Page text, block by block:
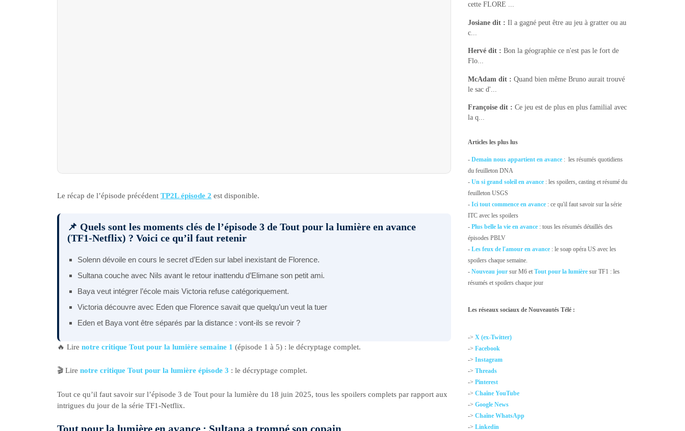
Le récap de l’épisode précédent TP2L épisode 2 est disponible.
📌 Quels sont les moments clés de l’épisode 3 de Tout pour la lumière en avance
(TF1-Netflix) ? Voici ce qu’il faut retenir
Solenn dévoile en cours le secret d’Eden sur label inexistant de Florence.
Sultana couche avec Nils avant le retour inattendu d’Elimane son petit ami.
Baya veut intégrer l’école mais Victoria refuse catégoriquement.
Victoria découvre avec Eden que Florence savait que quelqu’un veut la tuer
Eden et Baya vont être séparés par la distance : vont-ils se revoir ?
🔥 Lire notre critique Tout pour la lumière semaine 1 (épisode 1 à 5) : le décryptage complet.
🎬 Lire notre critique Tout pour la lumière épisode 3 : le décryptage complet.
Tout ce qu’il faut savoir sur l’épisode 3 de Tout pour la lumière du 18 juin 2025, tous les spoilers complets par rapport aux
intrigues du jour de la série TF1-Netflix.
cette FLORE ...
Josiane dit : Il a gagné peut être au jeu à gratter ou au
c...
Hervé dit : Bon la géographie ce n'est pas le fort de
Flo...
McAdam dit : Quand bien même Bruno aurait trouvé
le sac d'...
Françoise dit : Ce jeu est de plus en plus familial avec
la q...
Articles les plus lus
-Demain nous appartient en avance : les résumés quotidiens
du feuilleton DNA
-Un si grand soleil en avance : les spoilers, casting et résumé du
feuilleton USGS
-Ici tout commence en avance : ce qu'il faut savoir sur la série
ITC avec les spoilers
- Plus belle la vie en avance : tous les résumés détaillés des
épisodes PBLV
-Les feux de l'amour en avance : le soap opéra US avec les
spoilers chaque semaine.
-Nouveau jour sur M6 etTout pour la lumière sur TF1 : les
résumés et spoilers chaque jour
Les réseaux sociaux de Nouveautés Télé :
->X (ex-Twitter)
->Facebook
->Instagram
->Threads
->Pinterest
->Chaîne YouTube
->Google News
->Chaîne WhatsApp
->Linkedin